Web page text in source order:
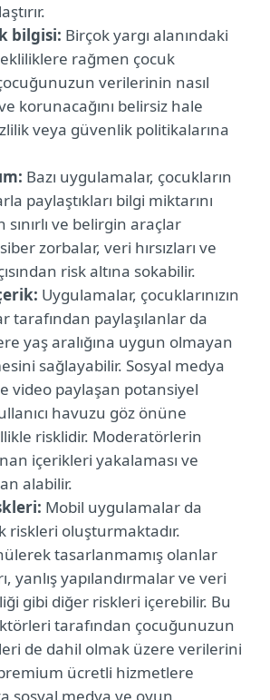
bilgisi: Birçok yargı alanındaki
rağmen çocuk
verilerinin nasıl
korunacağını belirsiz hale
veya güvenlik politikalarına
Bazı uygulamalar, çocukların
paylaştıkları bilgi miktarını
sınırlı ve belirgin araçlar
zorbalar, veri hırsızları ve
risk altına sokabilir.
Uygulamalar, çocuklarınızın
tarafından paylaşılanlar da
yaş aralığına uygun olmayan
sağlayabilir. Sosyal medya
video paylaşan potansiyel
havuzu göz önüne
risklidir. Moderatörlerin
içerikleri yakalaması ve
alabilir.
Mobil uygulamalar da
riskleri oluşturmaktadır.
tasarlanmamış olanlar
yanlış yapılandırmalar ve veri
gibi diğer riskleri içerebilir. Bu
tarafından çocuğunuzun
de dahil olmak üzere verilerini
ücretli hizmetlere